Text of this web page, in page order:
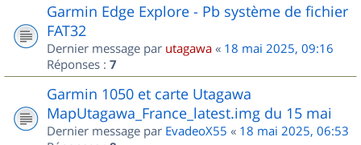
Garmin Edge Explore - Pb système de fichier
FAT32
Dernier message par utagawa « 18 mai 2025, 09:16
Réponses : 7
Garmin 1050 et carte Utagawa
MapUtagawa_France_latest.img du 15 mai
Dernier message par EvadeoX55 « 18 mai 2025, 06:53